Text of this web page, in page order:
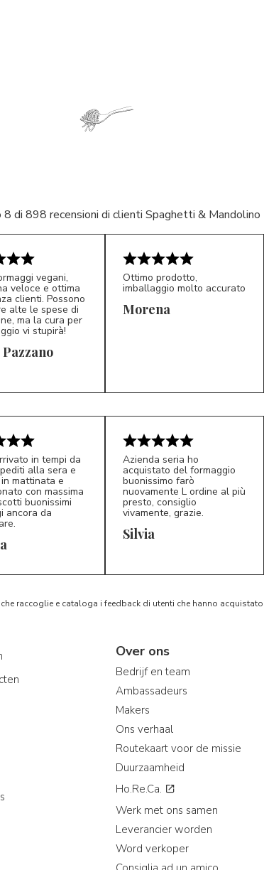
8 di 898 recensioni di clienti Spaghetti & Mandolino
5/5
vegani,
veloce e ottima
clienti. Possono
alte le spese di
ma la cura per
vi stupirà!
Ottimo prodotto,
imballaggio molto accurato
Morena
in tempi da
alla sera e
mattinata e
con massima
buonissimi
ancora da
S*
Azienda seria ho
acquistato del formaggio
buonissimo farò
nuovamente L ordine al più
presto, consiglio
vivamente, grazie.
Silvia
raccoglie e cataloga i feedback di utenti che hanno
Over ons
Bedrijf en team
Ambassadeurs
Makers
Ons verhaal
Routekaart voor de missie
Duurzaamheid
Ho.Re.Ca.
Werk met ons samen
Leverancier worden
Word verkoper